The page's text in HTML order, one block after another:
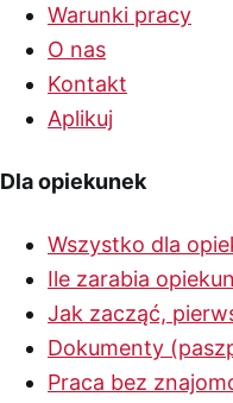
Warunki pracy
O nas
Kontakt
Aplikuj
Dla opiekunek
Wszystko dla
Ile zarabia
Jak zacząć,
Dokumenty
Praca bez